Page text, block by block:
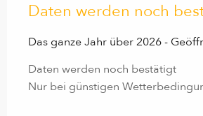
Daten werden noch
Das ganze Jahr über 2026 -
Daten werden noch bestätigt
Nur bei günstigen